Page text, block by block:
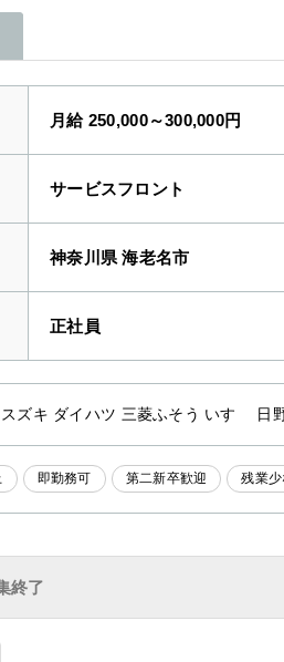
月給 250,000～300,000円
サービスフロント
神奈川県 海老名市
正社員
ズキ ダイハツ 三菱ふそう いすゞ 日
即勤務可 第二新卒歓迎 残業
終了